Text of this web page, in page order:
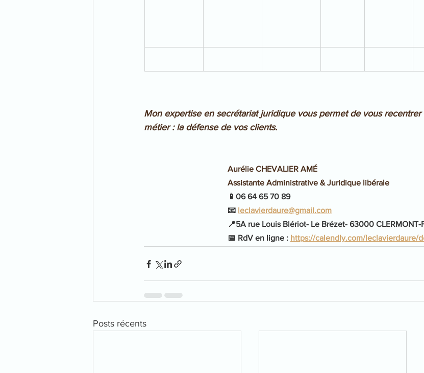
Mon expertise en secrétariat juridique vous permet de vous
métier : la défense de vos clients.
Aurélie CHEVALIER AMÉ
Assistante Administrative & Juridique libérale
📱06 64 65 70 89
📧 leclavierdaure@gmail.com
📍5A rue Louis Blériot- Le Brézet- 63000 CLERMONT-
📅 RdV en ligne : https://calendly.com/leclavierdaure/
Posts récents